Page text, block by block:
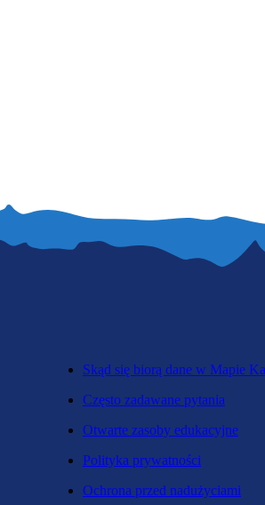
Skąd się biorą dane w Mapie
Często zadawane pytania
Otwarte zasoby edukacyjne
Polityka prywatności
Ochrona przed nadużyciami